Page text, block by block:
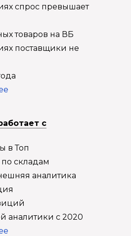
спрос превышает
товаров на ВБ
поставщики не
с
в Топ
по складам
аналитика
аналитики с 2020